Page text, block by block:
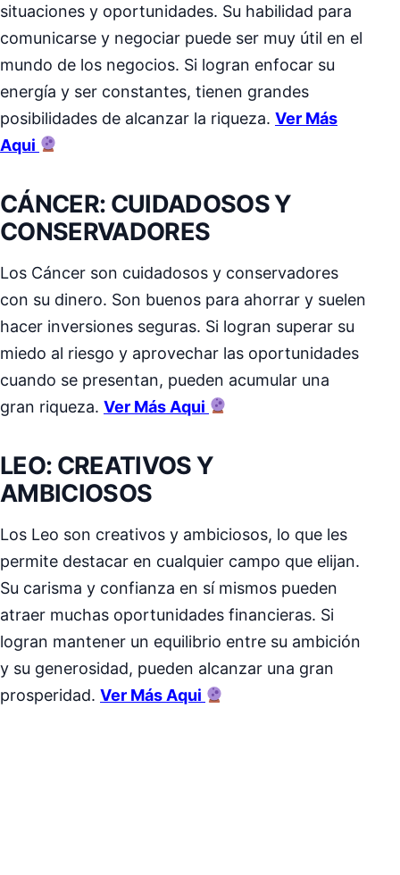
situaciones y oportunidades. Su habilidad para
comunicarse y negociar puede ser muy útil en el
mundo de los negocios. Si logran enfocar su
energía y ser constantes, tienen grandes
posibilidades de alcanzar la riqueza. Ver Más
Aqui
CÁNCER: CUIDADOSOS Y
CONSERVADORES
Los Cáncer son cuidadosos y conservadores
con su dinero. Son buenos para ahorrar y suelen
hacer inversiones seguras. Si logran superar su
miedo al riesgo y aprovechar las oportunidades
cuando se presentan, pueden acumular una
gran riqueza. Ver Más Aqui
LEO: CREATIVOS Y
AMBICIOSOS
Los Leo son creativos y ambiciosos, lo que les
permite destacar en cualquier campo que elijan.
Su carisma y confianza en sí mismos pueden
atraer muchas oportunidades financieras. Si
logran mantener un equilibrio entre su ambición
y su generosidad, pueden alcanzar una gran
prosperidad. Ver Más Aqui